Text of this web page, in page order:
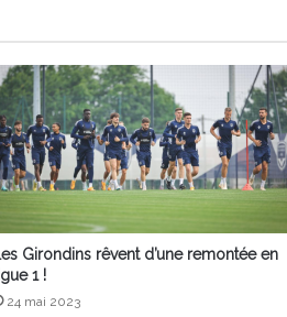
bordelais
!
Girondins rêvent d’une remontée en
1 !
24 mai 2023